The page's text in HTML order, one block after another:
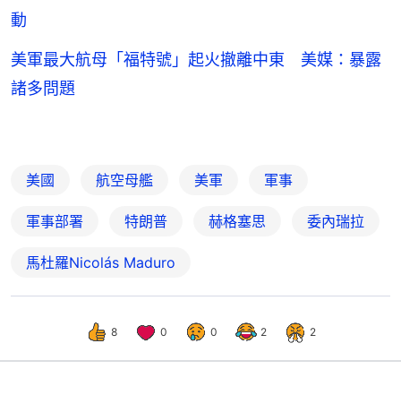
動
美軍最大航母「福特號」起火撤離中東 美媒：暴露
諸多問題
美國 航空母艦 美軍 軍事
軍事部署 特朗普 赫格塞思 委內瑞拉
馬杜羅Nicolás Maduro
8 0 0 2 2